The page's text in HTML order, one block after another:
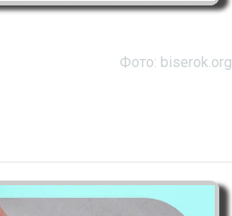
Фото: biserok.org